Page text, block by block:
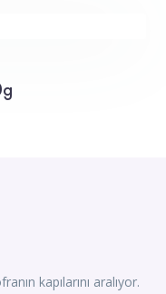
kapılarını aralıyor.